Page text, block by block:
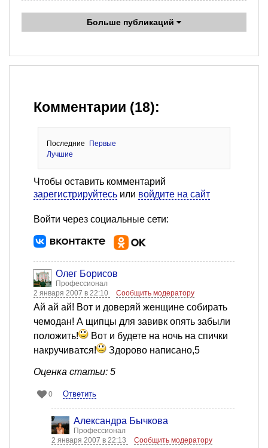
Больше публикаций
Комментарии (18):
Последние
Первые
Лучшие
Чтобы оставить комментарий
зарегистрируйтесь или войдите на сайт
Войти через социальные сети:
Олег Борисов
Профессионал
2 января 2007 в 22:10
Сообщить модератору
Ай ай ай! Вот и доверяй женщине собирать
чемодан! А щипцы для завивк опять забыли
положить!
Вот и будете на ночь на спички
накручиватся!
Здорово написано,5
Оценка статьи: 5
0 Ответить
Александра Бычкова
Профессионал
2 января 2007 в 22:13
Сообщить модератору